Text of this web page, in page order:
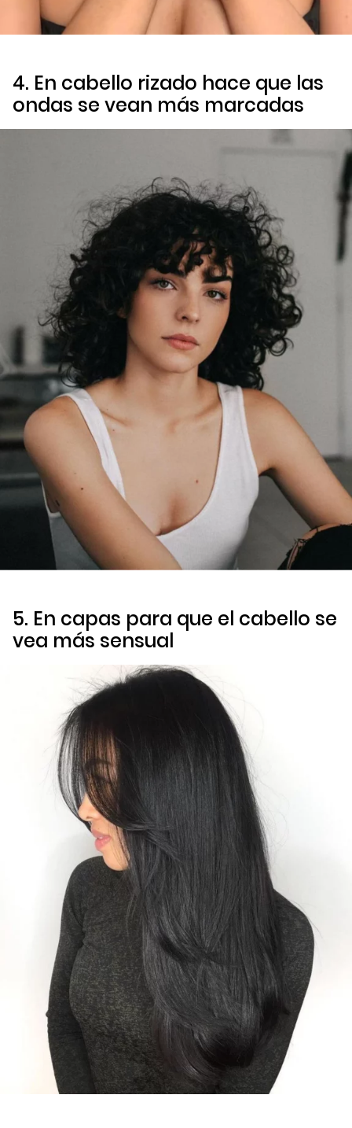
4. En cabello rizado hace que las
ondas se vean más marcadas
5. En capas para que el cabello se
vea más sensual